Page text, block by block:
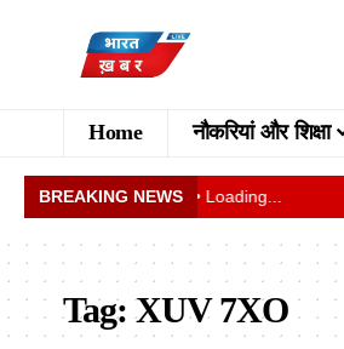
Home नौकरियां और शिक्षा
BREAKING NEWS • Loading...
Tag:XUV 7XO